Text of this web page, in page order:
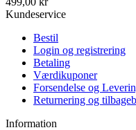
Kundeservice
Bestil
Login og registrering
Betaling
Værdikuponer
Forsendelse og
Returnering og
Information